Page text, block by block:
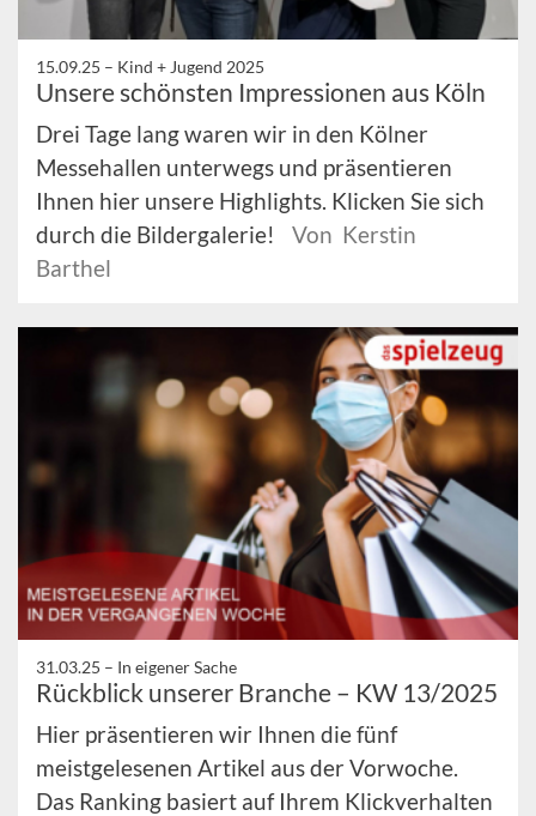
15.09.25 – Kind + Jugend 2025
Unsere schönsten Impressionen aus Köln
Drei Tage lang waren wir in den Kölner
Messehallen unterwegs und präsentieren
Ihnen hier unsere Highlights. Klicken Sie sich
durch die Bildergalerie!
Von Kerstin
Barthel
31.03.25 – In eigener Sache
Rückblick unserer Branche – KW 13/2025
Hier präsentieren wir Ihnen die fünf
meistgelesenen Artikel aus der Vorwoche.
Das Ranking basiert auf Ihrem Klickverhalten